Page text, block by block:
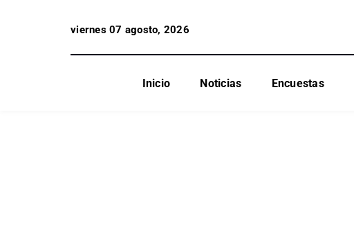
viernes 07 agosto, 2026
Inicio Noticias Encuestas